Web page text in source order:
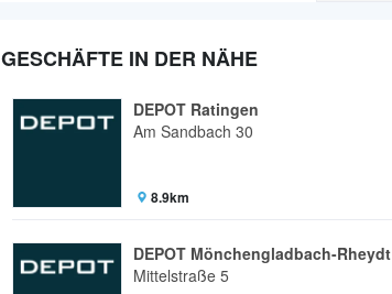
GESCHÄFTE IN DER NÄHE
DEPOT Ratingen
Am Sandbach 30
8.9km
DEPOT Mönchengladbach-Rheydt
Mittelstraße 5